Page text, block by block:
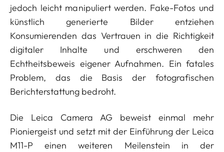
jedoch leicht manipuliert werden. Fake-Fotos und
künstlich generierte Bilder entziehen
Konsumierenden das Vertrauen in die Richtigkeit
digitaler Inhalte und erschweren den
Echtheitsbeweis eigener Aufnahmen. Ein fatales
Problem, das die Basis der fotografischen
Berichterstattung bedroht.
Die Leica Camera AG beweist einmal mehr
Pioniergeist und setzt mit der Einführung der Leica
M11-P einen weiteren Meilenstein in der